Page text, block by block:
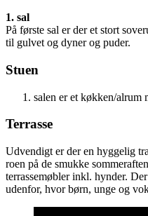
1. sal
På første sal er der et stort
til gulvet og dyner og puder.
Stuen
salen er et køkken/alrum
Terrasse
Udvendigt er der en hyggelig
roen på de smukke
terrassemøbler inkl. hynder.
udenfor, hvor børn, unge og